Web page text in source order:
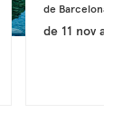
de Barcelona
de 11 nov a